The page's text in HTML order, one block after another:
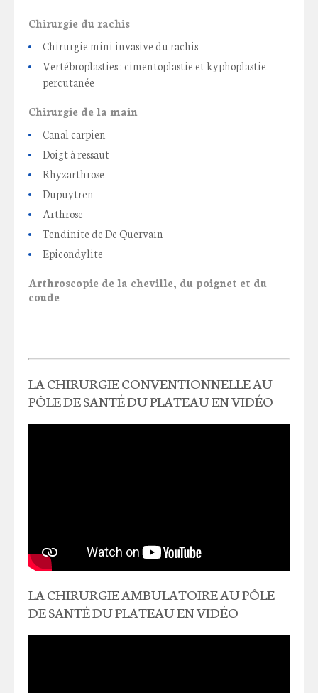
Chirurgie du rachis
Chirurgie mini invasive du rachis
Vertébroplasties : cimentoplastie et kyphoplastie
percutanée
Chirurgie de la main
Canal carpien
Doigt à ressaut
Rhyzarthrose
Dupuytren
Arthrose
Tendinite de De Quervain
Epicondylite
Arthroscopie de la cheville, du poignet et du
coude
LA CHIRURGIE CONVENTIONNELLE AU
PÔLE DE SANTÉ DU PLATEAU EN VIDÉO
LA CHIRURGIE AMBULATOIRE AU PÔLE
DE SANTÉ DU PLATEAU EN VIDÉO